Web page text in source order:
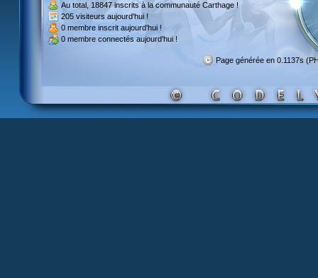
Au total, 18847 inscritsà la communauté Carthage !
205 visiteurs aujourd'hui !
0 membre inscrit aujourd'hui !
0 membre connectés aujourd'hui !
Page générée en 0.1137s